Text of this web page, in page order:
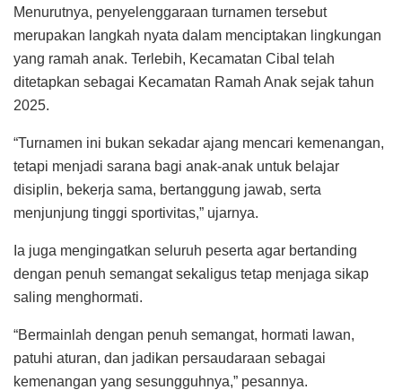
Menurutnya, penyelenggaraan turnamen tersebut
merupakan langkah nyata dalam menciptakan lingkungan
yang ramah anak. Terlebih, Kecamatan Cibal telah
ditetapkan sebagai Kecamatan Ramah Anak sejak tahun
2025.
“Turnamen ini bukan sekadar ajang mencari kemenangan,
tetapi menjadi sarana bagi anak-anak untuk belajar
disiplin, bekerja sama, bertanggung jawab, serta
menjunjung tinggi sportivitas,” ujarnya.
Ia juga mengingatkan seluruh peserta agar bertanding
dengan penuh semangat sekaligus tetap menjaga sikap
saling menghormati.
“Bermainlah dengan penuh semangat, hormati lawan,
patuhi aturan, dan jadikan persaudaraan sebagai
kemenangan yang sesungguhnya,” pesannya.